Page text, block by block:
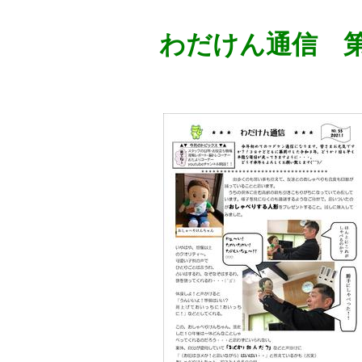
わだけん通信